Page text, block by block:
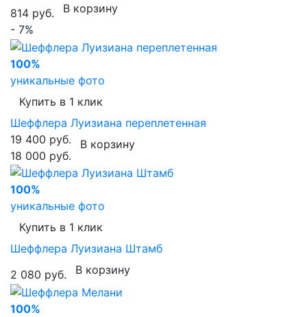
814 руб.
В корзину
- 7%
100%
уникальные фото
Купить в 1 клик
Шеффлера Луизиана переплетенная
19 400 руб.
18 000 руб.
В корзину
100%
уникальные фото
Купить в 1 клик
Шеффлера Луизиана Штамб
2 080 руб.
В корзину
100%